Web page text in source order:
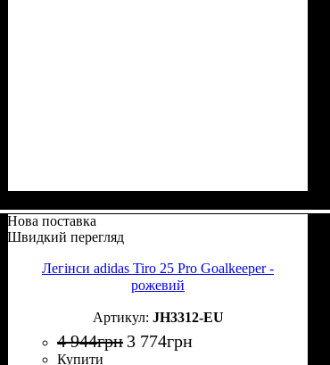
Нова поставка
Швидкий перегляд
Легінси adidas Tiro 25 Pro Goalkeeper -
рожевий
JH3312-EU
4 944грн 3 774грн
Купити